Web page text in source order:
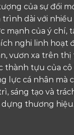
của sự đổi
trình dài với
mạnh của ý chí,
nghi linh hoạt
vươn xa trên
thành tựu của
lực cá nhân mà
sáng tạo và
thương hiệu.